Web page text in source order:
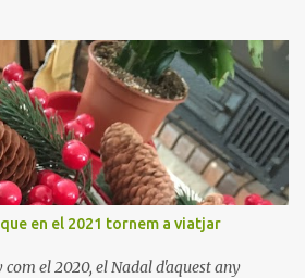
de la tranquil·litat d'un poble que
Us animem a descobrir aquest
captivar per la seva bellesa!
en el 2021 tornem a viatjar
el 2020, el Nadal d'aquest any